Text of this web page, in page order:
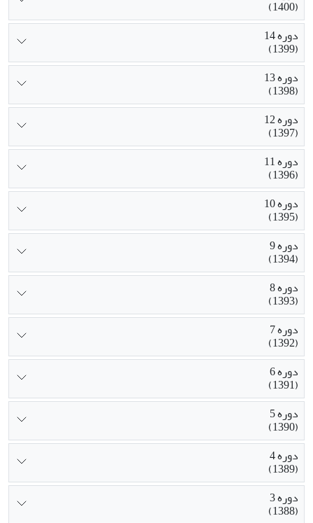
(1400)
دوره 14
(1399)
دوره 13
(1398)
دوره 12
(1397)
دوره 11
(1396)
دوره 10
(1395)
دوره 9
(1394)
دوره 8
(1393)
دوره 7
(1392)
دوره 6
(1391)
دوره 5
(1390)
دوره 4
(1389)
دوره 3
(1388)